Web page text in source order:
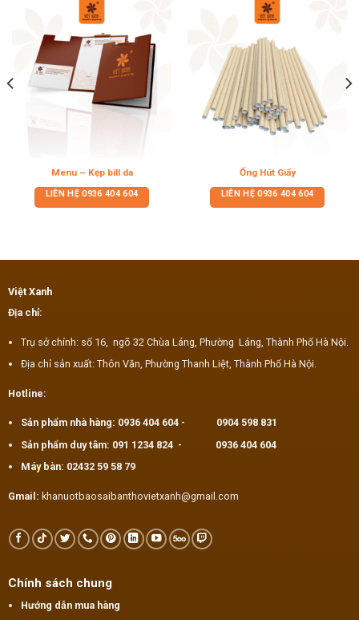
Menu – Kẹp bill da
LIÊN HỆ0936 404 604
Ống Hút Giấy
LIÊN HỆ0936 404 604
Việt Xanh
Địa chỉ:
Trụ sở chính: số 16, ngõ 32 Chùa Láng, Phường Láng, Thành Phố Hà Nội.
Địa chỉ sản xuất: Thôn Văn, Phường Thanh Liệt, Thành Phố Hà Nội.
Hotline:
Sản phẩm nhà hàng: 0936 404 604- 0904 598 831
Sản phẩm duy tâm: 091 1234 824 -
0936 404 604
Máy bàn: 02432 59 58 79
Gmail: khanuotbaosaibanthovietxanh@gmail.com
Chính sách chung
Hướng dẫn mua hàng